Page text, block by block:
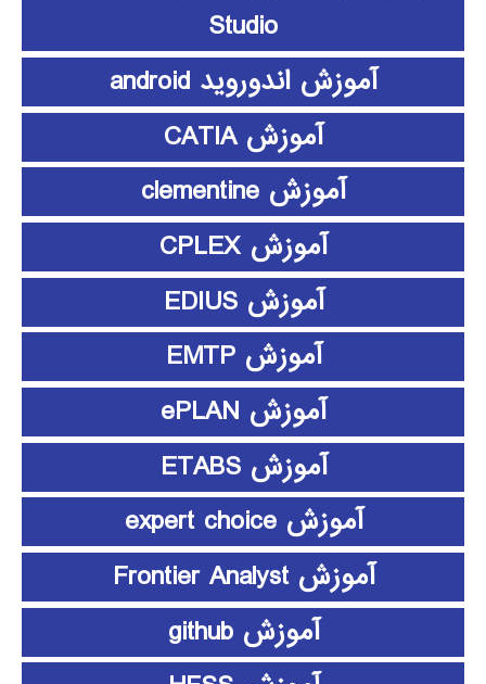
Studio
آموزش اندوروید android
آموزش CATIA
آموزش clementine
آموزش CPLEX
آموزش EDIUS
آموزش EMTP
آموزش ePLAN
آموزش ETABS
آموزش expert choice
آموزش Frontier Analyst
آموزش github